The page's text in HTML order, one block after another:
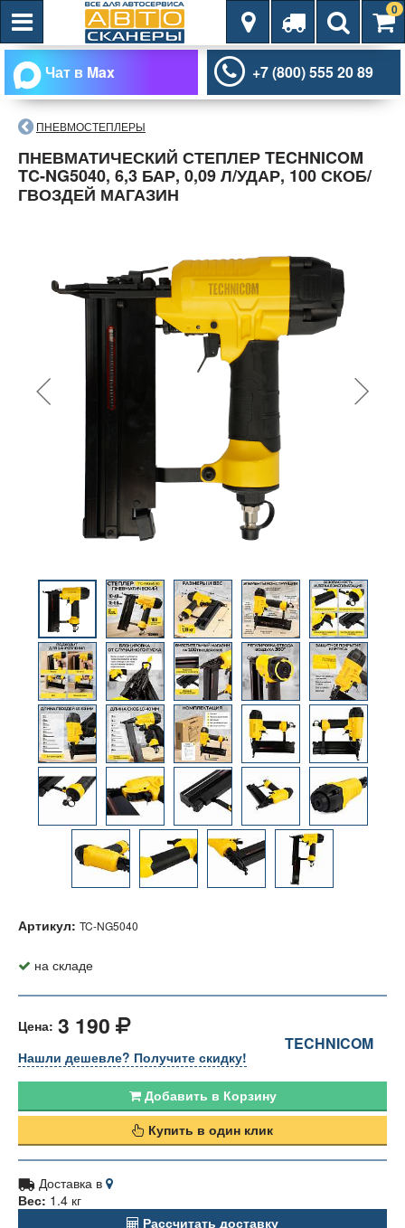
0
Чат в Max +7 (800) 555 20 89
ПНЕВМОСТЕПЛЕРЫ
ПНЕВМАТИЧЕСКИЙ СТЕПЛЕР TECHNICOM
TC-NG5040, 6,3 БАР, 0,09 Л/УДАР, 100 СКОБ/
ГВОЗДЕЙ МАГАЗИН
Артикул: TC-NG5040
на складе
Цена: 3 190
TECHNICOM
Нашли дешевле? Получите скидку!
Добавить в Корзину
Купить в один клик
Доставка в
Вес: 1.4 кг
Рассчитать доставку